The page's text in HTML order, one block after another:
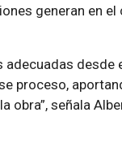
generan en
desde
proceso,
señala